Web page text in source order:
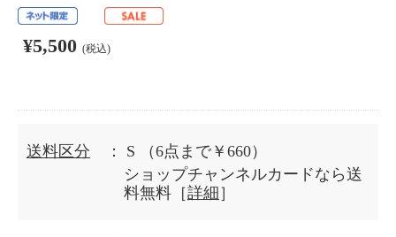
¥5,500 (税込)
送料区分 ： S
（6点まで￥660）
ショップチャンネルカードなら送
料無料［詳細 ］